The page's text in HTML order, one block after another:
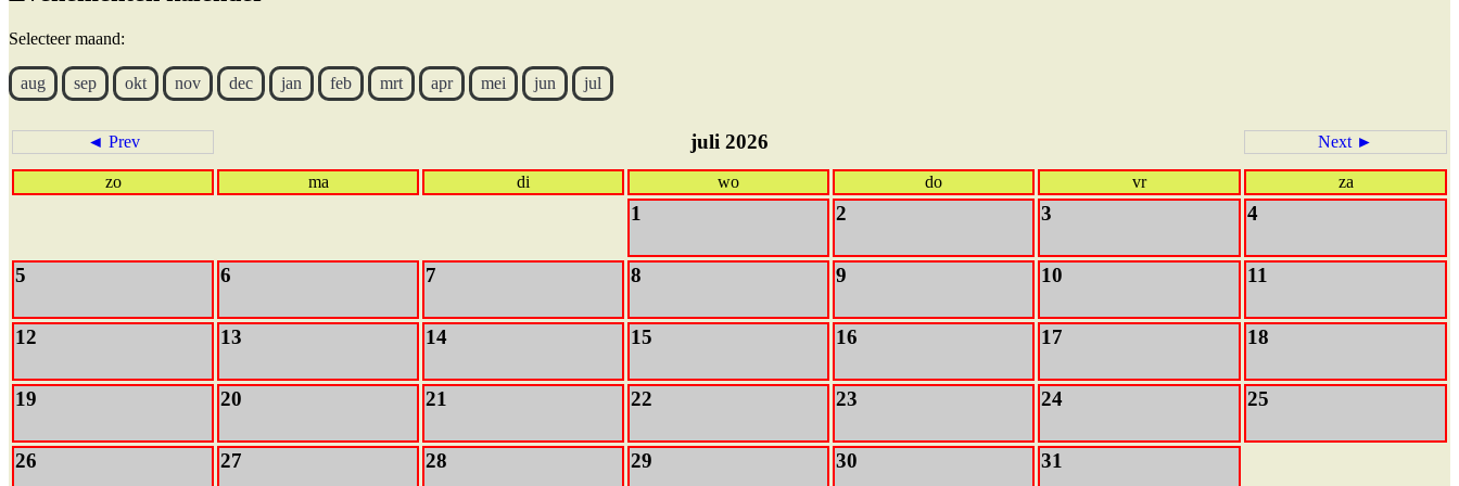
Selecteer maand:
aug sep okt nov dec jan feb mrt apr mei jun jul
◄ Prev juli 2026 Next ►
zo ma di wo do vr za
1 2 3 4
5 6 7 8 9 10 11
12 13 14 15 16 17 18
19 20 21 22 23 24 25
26 27 28 29 30 31